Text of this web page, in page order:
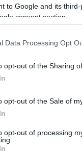
to Google and its
consent section.
Data Processing Opt
opt-out of the Sharing
opt-out of the Sale of
opt-out of processing
care te
de la nuntă
de nuntă
care vor sta
relația dintre